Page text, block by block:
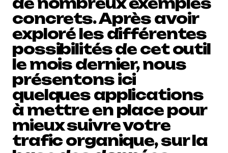
concrets. Après avoir
exploré les différentes
possibilités de cet outil
le mois dernier, nous
présentons ici
quelques applications
à mettre en place pour
mieux suivre votre
trafic organique, sur la